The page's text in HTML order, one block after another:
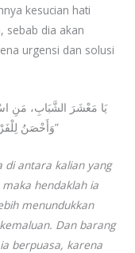
kesucian hati
sebab dia akan
urgensi dan solusi
وَأَحْصَنُ لِلْفَرْجِ، وَمَنْ لَمْ يَسْتَطِعْ فَعَلَيْهِ بِالصَّوْمِ فَإِنَّهُ لَهُ وِجَاءٌ”
di antara kalian yang
hendaklah ia
menundukkan
Dan barang
berpuasa, karena